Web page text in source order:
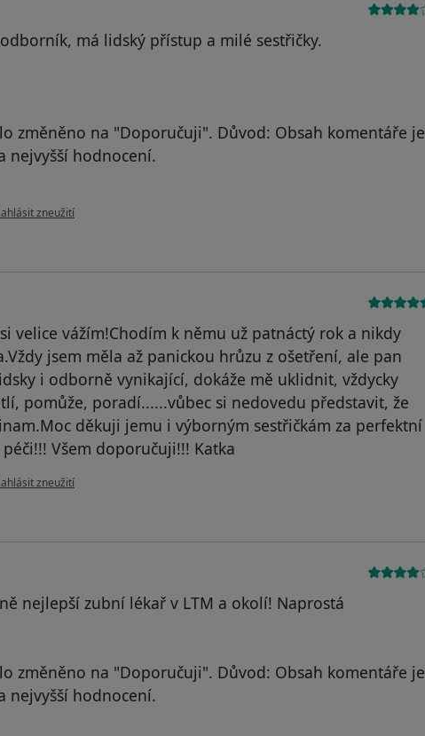
má lidský přístup a milé sestřičky.
změněno na "Doporučuji". Důvod: Obsah komentáře je
nejvyšší hodnocení.
názoru uživatele Pacient
zneužití
velice vážím!Chodím k němu už patnáctý rok a nikdy
jsem měla až panickou hrůzu z ošetření, ale pan
i odborně vynikající, dokáže mě uklidnit, vždycky
pomůže, poradí......vůbec si nedovedu představit, že
děkuji jemu i výborným sestřičkám za perfektní
Všem doporučuji!!! Katka
názoru uživatele Pacient
zneužití
nejlepší zubní lékař v LTM a okolí! Naprostá
změněno na "Doporučuji". Důvod: Obsah komentáře je
nejvyšší hodnocení.